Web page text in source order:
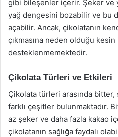
gibi bileşenler içerir. Şeker ve
yağ dengesini bozabilir ve bu
açabilir. Ancak, çikolatanın
çıkmasına neden olduğu
desteklenmemektedir.
Çikolata Türleri ve Etkileri
Çikolata türleri arasında
farklı çeşitler bulunmaktadır.
az şeker ve daha fazla kakao
çikolatanın sağlığa faydalı